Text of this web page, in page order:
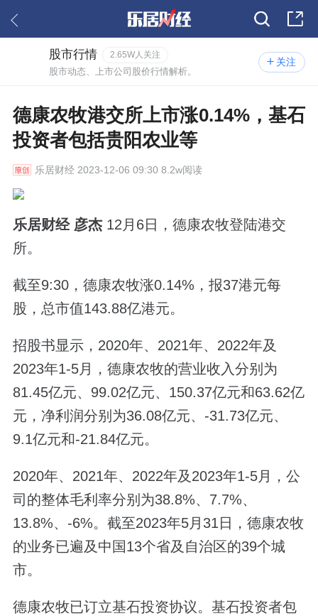
关注
股市行情 2.65W人关注
股市动态、上市公司股价行情解析。
德康农牧港交所上市涨0.14%，基石
投资者包括贵阳农业等
乐居财经2023-12-06 09:30 8.2w阅读
乐居财经 彦杰 12月6日，德康农牧登陆港交
所。
截至9:30，德康农牧涨0.14%，报37港元每
股，总市值143.88亿港元。
招股书显示，2020年、2021年、2022年及
2023年1-5月，德康农牧的营业收入分别为
81.45亿元、99.02亿元、150.37亿元和63.62亿
元，净利润分别为36.08亿元、-31.73亿元、
9.1亿元和-21.84亿元。
2020年、2021年、2022年及2023年1-5月，公
司的整体毛利率分别为38.8%、7.7%、
13.8%、-6%。截至2023年5月31日，德康农牧
的业务已遍及中国13个省及自治区的39个城
市。
德康农牧已订立基石投资协议。基石投资者包